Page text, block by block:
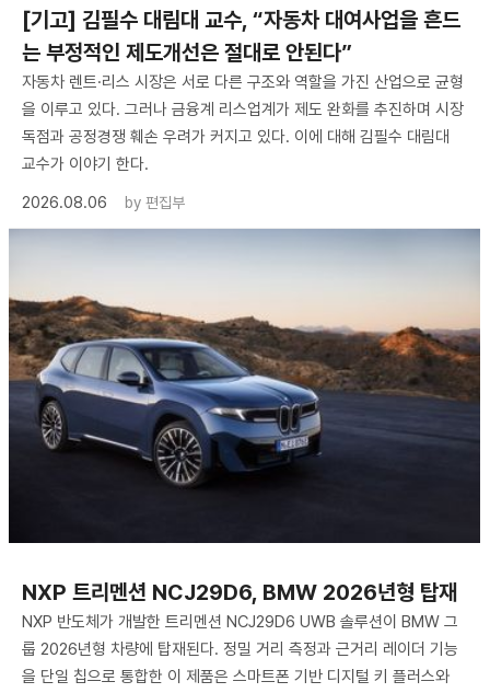
[기고] 김필수 대림대 교수, “자동차 대여사업을 흔드
는 부정적인 제도개선은 절대로 안된다”
자동차 렌트·리스 시장은 서로 다른 구조와 역할을 가진 산업으로 균형
을 이루고 있다. 그러나 금융계 리스업계가 제도 완화를 추진하며 시장
독점과 공정경쟁 훼손 우려가 커지고 있다. 이에 대해 김필수 대림대
교수가 이야기 한다.
2026.08.06
by 편집부
NXP 트리멘션 NCJ29D6, BMW 2026년형 탑재
NXP 반도체가 개발한 트리멘션 NCJ29D6 UWB 솔루션이 BMW 그
룹 2026년형 차량에 탑재된다. 정밀 거리 측정과 근거리 레이더 기능
을 단일 칩으로 통합한 이 제품은 스마트폰 기반 디지털 키 플러스와